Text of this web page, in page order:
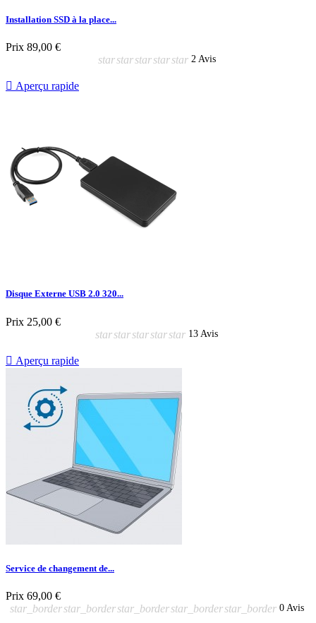
Installation SSD à la place...
Prix 89,00 €
starstarstarstarstar 2 Avis
 Aperçu rapide
Disque Externe USB 2.0 320...
Prix 25,00 €
starstarstarstarstar 13 Avis
 Aperçu rapide
Service de changement de...
Prix 69,00 €
star_borderstar_borderstar_borderstar_borderstar_border 0 Avis